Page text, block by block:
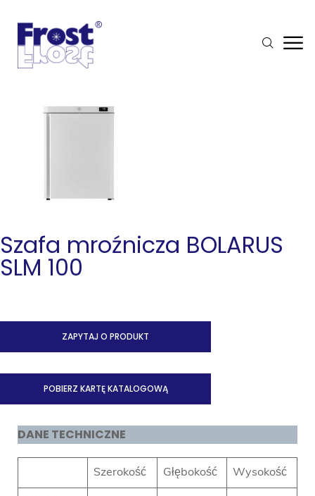
Szafa mroźnicza BOLARUS
SLM 100
ZAPYTAJ O PRODUKT
POBIERZ KARTĘ KATALOGOWĄ
DANE TECHNICZNE
Szerokość Głębokość Wysokość